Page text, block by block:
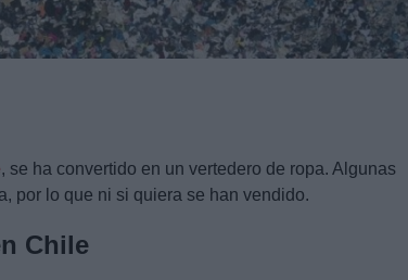
, se ha convertido en un vertedero de ropa. Algunas
por lo que ni si quiera se han vendido.
Chile